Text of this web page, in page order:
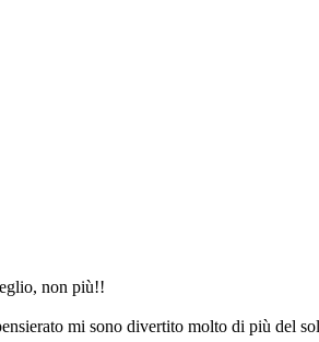
non più!!
mi sono divertito molto di più del